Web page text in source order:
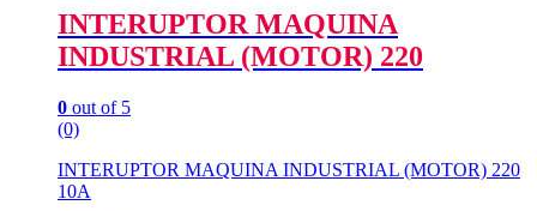
INTERUPTOR MAQUINA
INDUSTRIAL (MOTOR) 220
0 out of 5
(0)
INTERUPTOR MAQUINA INDUSTRIAL (MOTOR) 220
10A